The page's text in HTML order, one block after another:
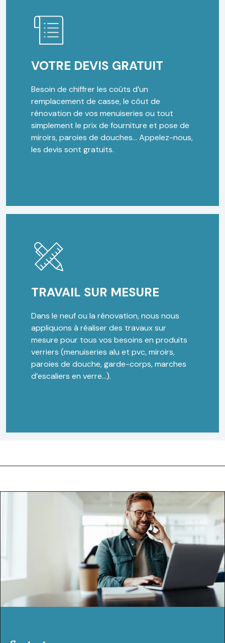
VOTRE DEVIS GRATUIT
Besoin de chiffrer les coûts d’un
remplacement de casse, le côut de
rénovation de vos menuiseries ou tout
simplement le prix de fourniture et pose de
miroirs, paroies de douches… Appelez-nous,
les devis sont gratuits.
TRAVAIL SUR MESURE
Dans le neuf ou la rénovation, nous nous
appliquons à réaliser des travaux sur
mesure pour tous vos besoins en produits
verriers (menuiseries alu et pvc, miroirs,
paroies de douche, garde-corps, marches
d’escaliers en verre…).